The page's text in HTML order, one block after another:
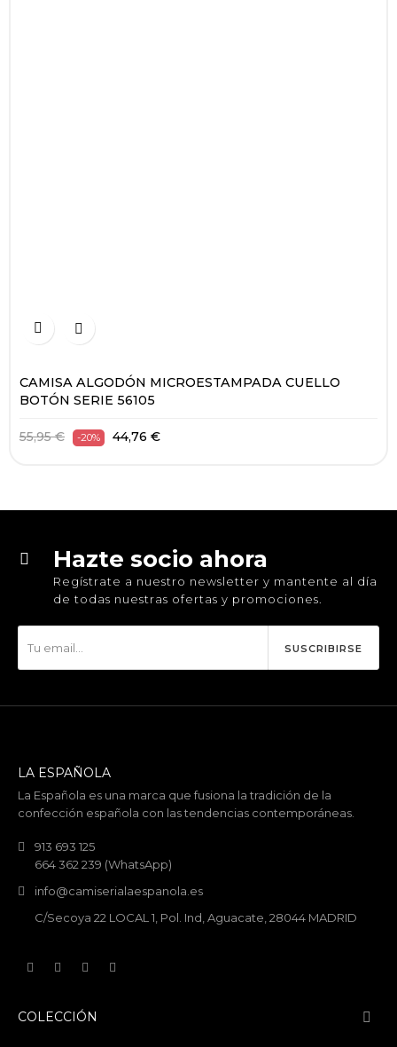
 
CAMISA ALGODÓN MICROESTAMPADA CUELLO
BOTÓN SERIE 56105
55,95 € -20% 44,76 €
Hazte socio ahora
Regístrate a nuestro newsletter y mantente al día
de todas nuestras ofertas y promociones.
SUSCRIBIRSE
LA ESPAÑOLA
La Española es una marca que fusiona la tradición de la
confección española con las tendencias contemporáneas.
913 693 125
664 362 239 (WhatsApp)
info@camiserialaespanola.es
C/Secoya 22 LOCAL 1, Pol. Ind, Aguacate, 28044 MADRID
COLECCIÓN 